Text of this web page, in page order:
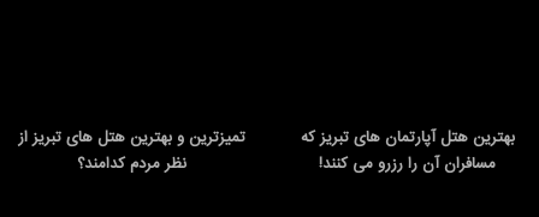
بهترین هتل آپارتمان های تبریز که
مسافران آن را رزرو می کنند!
تمیزترین و بهترین هتل های تبریز از
نظر مردم کدامند؟